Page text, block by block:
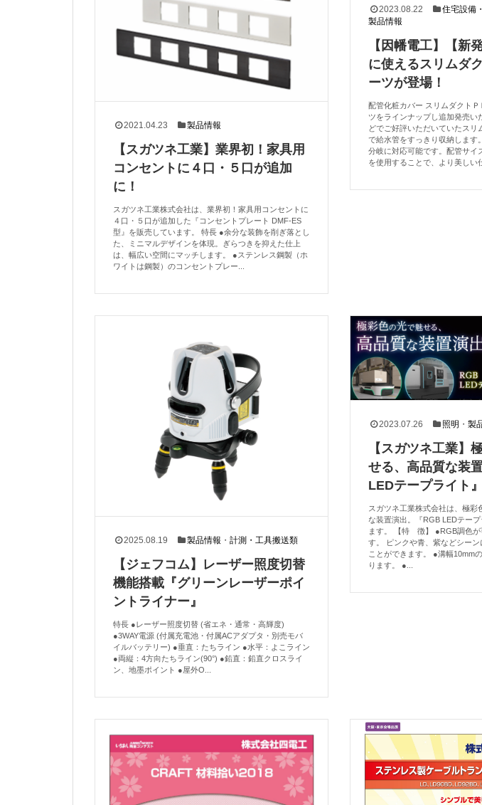
2021.04.23 製品情報
【スガツネ工業】業界初！家具用
コンセントに４口・５口が追加
に！
スガツネ工業株式会社は、業界初！家具用コンセントに
４口・５口が追加した『コンセントプレート DMF-ES
型』を販売しています。 特長 ●余分な装飾を削ぎ落とし
た、ミニマルデザインを体現。ぎらつきを抑えた仕上
は、幅広い空間にマッチします。 ●ステンレス鋼製（ホ
ワイトは鋼製）のコンセントプレー...
2023.08.22 住宅設備
製品情報
【因幡電工】【新
に使えるスリムダ
ーツが登場！
配管化粧カバー スリムダクト
ツをラインナップし追加発売い
どでご好評いただいていたスリ
で給水管をすっきり収納します
分岐に対応可能です。配管サイ
を使用することで、より美しい
2025.08.19 製品情報 ・計測・工具搬送類
【ジェフコム】レーザー照度切替
機能搭載『グリーンレーザーポイ
ントライナー』
特長 ●レーザー照度切替 (省エネ・通常・高輝度)
●3WAY電源 (付属充電池・付属ACアダプタ・別売モバ
イルバッテリー) ●垂直：たちライン ●水平：よこライン
●両縦：4方向たちライン(90°) ●鉛直：鉛直クロスライ
ン、地墨ポイント ●屋外O...
2023.07.26 照明 ・製
【スガツネ工業】
せる、高品質な装
LEDテープライト』
スガツネ工業株式会社は、極彩
な装置演出。『RGB LEDテー
ます。 【特 徴】 ●RGB調色が
す。 ピンクや青、紫などシー
ことができます。 ●溝幅10mm
ります。 ●...